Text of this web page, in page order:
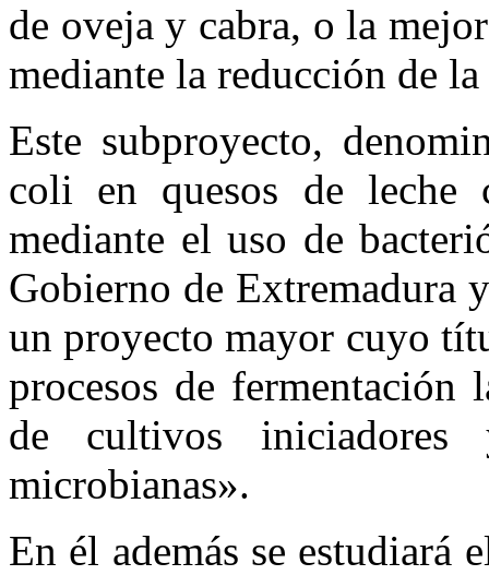
de oveja y cabra, o la
mediante la reducción de
Este subproyecto,
coli en quesos de leche
mediante el uso de
Gobierno de Extremadura
un proyecto mayor cuyo
procesos de fermentación
de cultivos iniciadores
microbianas».
En él además se